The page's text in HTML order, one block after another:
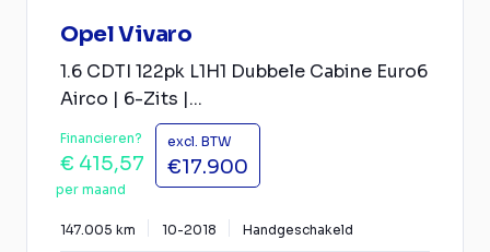
Opel Vivaro
1.6 CDTI 122pk L1H1 Dubbele Cabine Euro6
Airco | 6-Zits |...
Financieren?
€ 415,57
per maand
excl. BTW
€17.900
147.005 km 10-2018 Handgeschakeld